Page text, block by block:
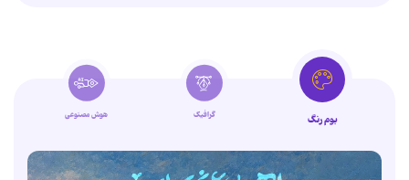
بوم رنگ گرافیک هوش مصنوعی